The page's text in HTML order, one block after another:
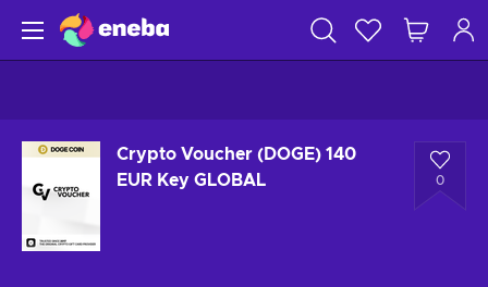
Crypto Voucher (DOGE) 140
EUR Key GLOBAL
0